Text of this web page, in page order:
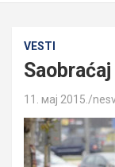
VESTI
11. мај 2015.